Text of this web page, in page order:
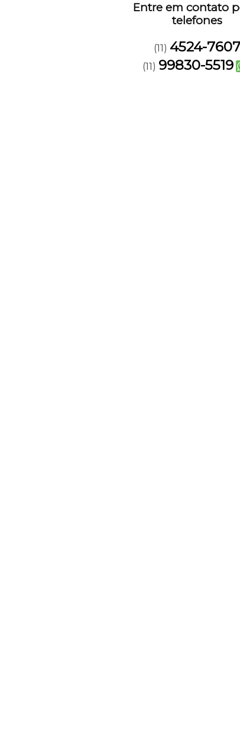
Entre em contato
telefones
(11) 4524-7607
(11) 99830-5519